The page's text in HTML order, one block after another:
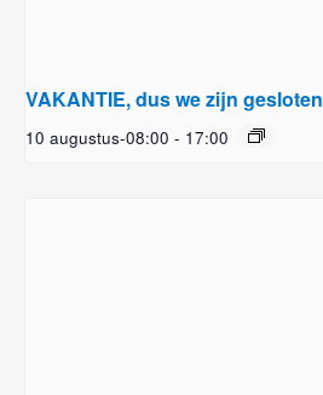
VAKANTIE, dus we zijn gesloten
10 augustus-08:00 - 17:00